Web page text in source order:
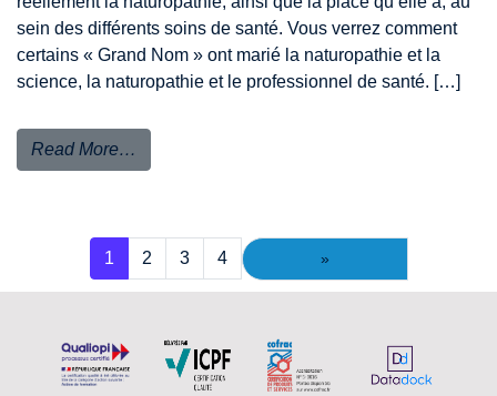
sein des différents soins de santé. Vous verrez comment
certains « Grand Nom » ont marié la naturopathie et la
science, la naturopathie et le professionnel de santé. […]
Read More…
Posts navigation
1 2 3 4 »